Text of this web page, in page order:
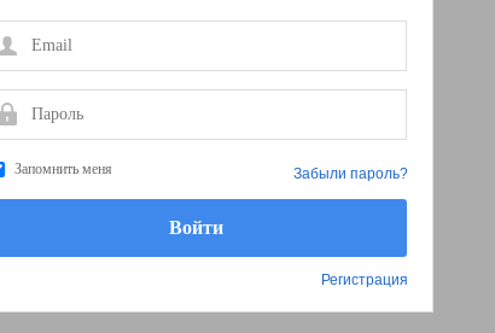
Email
Пароль
Запомнить меня
Регистрация
Забыли пароль?